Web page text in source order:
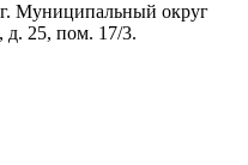
Муниципальный округ
д. 25, пом. 17/3.